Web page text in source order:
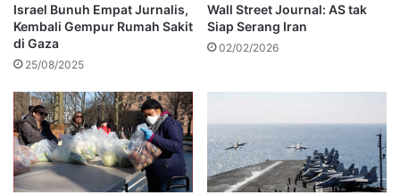
Israel Bunuh Empat Jurnalis,
Kembali Gempur Rumah Sakit
di Gaza
25/08/2025
Wall Street Journal: AS tak
Siap Serang Iran
02/02/2026